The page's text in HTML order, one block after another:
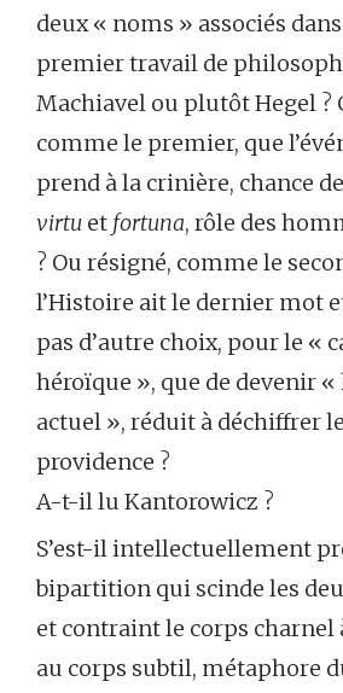
deux « noms » associés
premier travail de
Machiavel ou plutôt Hegel ?
comme le premier, que
prend à la crinière, chance
virtu et fortuna, rôle des
? Ou résigné, comme le
l’Histoire ait le dernier mot
pas d’autre choix, pour le «
héroïque », que de devenir
actuel », réduit à déchiffrer
providence ?
A-t-il lu Kantorowicz ?
S’est-il intellectuellement
bipartition qui scinde les
et contraint le corps charnel
au corps subtil, métaphore